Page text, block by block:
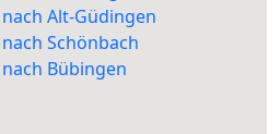
Alt-Güdingen
Schönbach
Bübingen